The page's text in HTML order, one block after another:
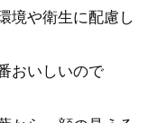
境や衛生に配慮し
おいしいので